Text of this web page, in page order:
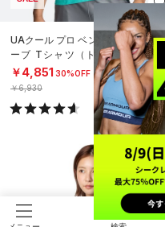
UAクール プロ ベント ショートス
ーブ Tシャツ（トレーニング/ME
N）
￥4,851 30%OFF
￥6,930